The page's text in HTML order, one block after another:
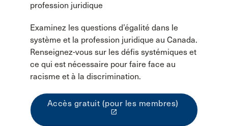
profession juridique
Examinez les questions d’égalité dans le
système et la profession juridique au Canada.
Renseignez-vous sur les défis systémiques et
ce qui est nécessaire pour faire face au
racisme et à la discrimination.
Accès gratuit (pour les membres)
launch